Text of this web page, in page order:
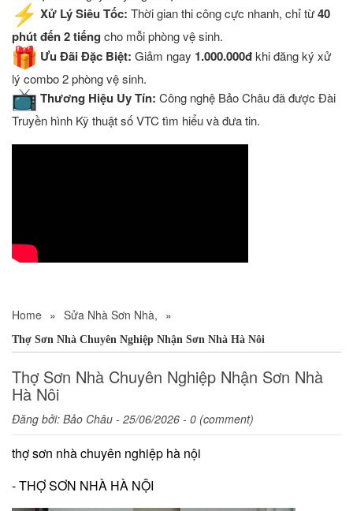
Xử Lý Siêu Tốc: Thời gian thi công cực nhanh, chỉ từ40
phút đến 2 tiếng cho mỗi phòng vệ sinh.
Ưu Đãi Đặc Biệt: Giảm ngay 1.000.000đkhi đăng ký xử
lý combo 2 phòng vệ sinh.
Thương Hiệu Uy Tín: Công nghệ Bảo Châu đã được Đài
Truyền hình Kỹ thuật số VTC tìm hiểu và đưa tin.
Home » Sửa Nhà Sơn Nhà, »
Thợ Sơn Nhà Chuyên Nghiệp Nhận Sơn Nhà Hà Nôi
Thợ Sơn Nhà Chuyên Nghiệp Nhận Sơn Nhà
Hà Nôi
Đăng bởi: Bảo Châu - 25/06/2026 - 0 (comment)
thợ sơn nhà chuyên nghiệp hà nội
- THỢ SƠN NHÀ HÀ NỘI